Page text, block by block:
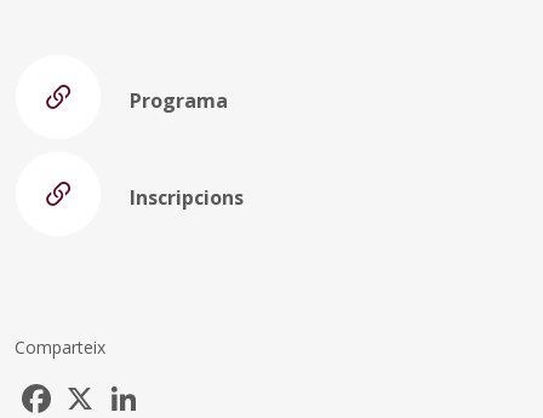
Programa
Inscripcions
Comparteix
Facebook